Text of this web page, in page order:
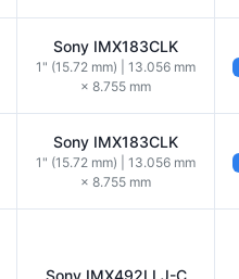
Sony IMX183CLK
1" (15.72 mm) | 13.056 mm
× 8.755 mm
Sony IMX183CLK
1" (15.72 mm) | 13.056 mm
× 8.755 mm
Sony IMX492LLJ-C